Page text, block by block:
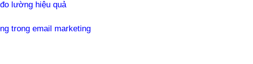
lường hiệu quả
trong email marketing